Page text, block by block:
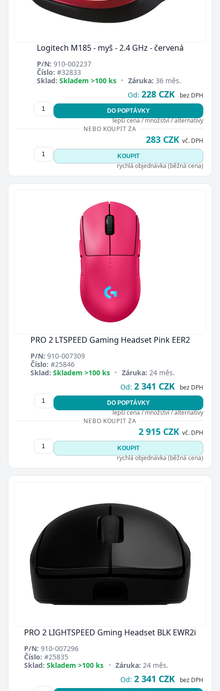
Logitech M185 - myš - 2.4 GHz - červená
P/N: 910-002237
Číslo: #32833
Sklad: Skladem >100 ks • Záruka: 36 měs.
Od: 228 CZK bez DPH
DO POPTÁVKY
lepší cena / množství / alternativy
NEBO KOUPIT ZA
283 CZK vč. DPH
KOUPIT
rychlá objednávka (běžná cena)
PRO 2 LTSPEED Gaming Headset Pink EER2
P/N: 910-007309
Číslo: #25846
Sklad: Skladem >100 ks • Záruka: 24 měs.
Od: 2 341 CZK bez DPH
DO POPTÁVKY
lepší cena / množství / alternativy
NEBO KOUPIT ZA
2 915 CZK vč. DPH
KOUPIT
rychlá objednávka (běžná cena)
PRO 2 LIGHTSPEED Gming Headset BLK EWR2i
P/N: 910-007296
Číslo: #25835
Sklad: Skladem >100 ks • Záruka: 24 měs.
Od: 2 341 CZK bez DPH